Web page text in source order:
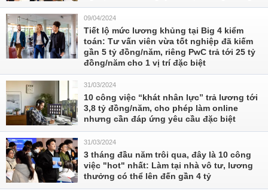
09/04/2024
Tiết lộ mức lương khủng tại Big 4 kiểm
toán: Tư vấn viên vừa tốt nghiệp đã kiếm
gần 5 tỷ đồng/năm, riêng PwC trả tới 25 tỷ
đồng/năm cho 1 vị trí đặc biệt
31/03/2024
10 công việc “khát nhân lực” trả lương tới
3,8 tỷ đồng/năm, cho phép làm online
nhưng cần đáp ứng yêu cầu đặc biệt
31/03/2024
3 tháng đầu năm trôi qua, đây là 10 công
việc "hot" nhất: Làm tại nhà vô tư, lương
thưởng có thể lên đến gần 4 tỷ